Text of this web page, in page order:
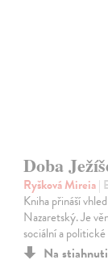
Doba
Ryšková Mireia|
Kniha přináší
Nazaretský. Je
sociální a
Na